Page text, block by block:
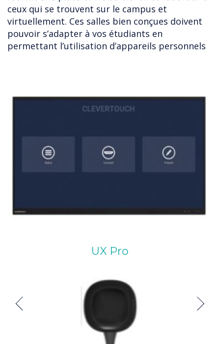
ceux qui se trouvent sur le campus et
virtuellement. Ces salles bien conçues doivent
pouvoir s’adapter à vos étudiants en
permettant l’utilisation d’appareils personnels
UX Pro
Previous Next